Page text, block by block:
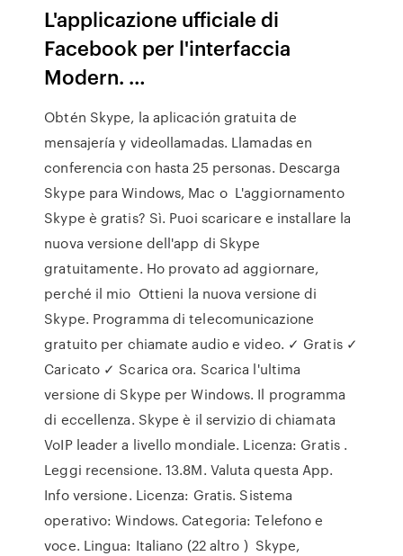
L'applicazione ufficiale di
Facebook per l'interfaccia
Modern. …
Obtén Skype, la aplicación gratuita de
mensajería y videollamadas. Llamadas en
conferencia con hasta 25 personas. Descarga
Skype para Windows, Mac o L'aggiornamento
Skype è gratis? Sì. Puoi scaricare e installare la
nuova versione dell'app di Skype
gratuitamente. Ho provato ad aggiornare,
perché il mio Ottieni la nuova versione di
Skype. Programma di telecomunicazione
gratuito per chiamate audio e video. ✓ Gratis ✓
Caricato ✓ Scarica ora. Scarica l'ultima
versione di Skype per Windows. Il programma
di eccellenza. Skype è il servizio di chiamata
VoIP leader a livello mondiale. Licenza: Gratis .
Leggi recensione. 13.8M. Valuta questa App.
Info versione. Licenza: Gratis. Sistema
operativo: Windows. Categoria: Telefono e
voce. Lingua: Italiano (22 altro ) Skype,